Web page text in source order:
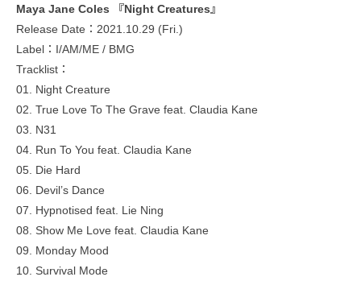
Maya Jane Coles 『Night Creatures』
Release Date：2021.10.29 (Fri.)
Label：I/AM/ME / BMG
Tracklist：
01. Night Creature
02. True Love To The Grave feat. Claudia Kane
03. N31
04. Run To You feat. Claudia Kane
05. Die Hard
06. Devil’s Dance
07. Hypnotised feat. Lie Ning
08. Show Me Love feat. Claudia Kane
09. Monday Mood
10. Survival Mode